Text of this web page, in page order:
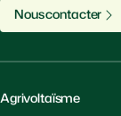
Nouscontacter
Agrivoltaïsme